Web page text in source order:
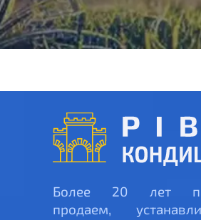
Более 20 лет
продаем,